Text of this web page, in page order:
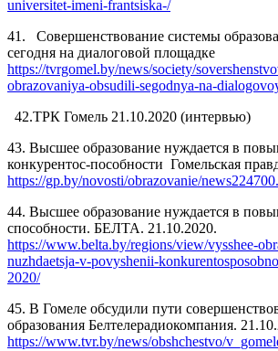
universitet-imeni-frantsiska-/
41. Совершенствование системы
сегодня на диалоговой площадке
https://tvrgomel.by/news/society/
obrazovaniya-obsudili-segodnya-na-
42.ТРК Гомель 21.10.2020 (интервью)
43. Высшее образование нуждается в
конкурентос-пособности Гомельская
https://gp.by/novosti/obrazovanie/
44. Высшее образование нуждается в
способности. БЕЛТА. 21.10.2020.
https://www.belta.by/regions/view/vysshee-
nuzhdaetsja-v-povyshenii-
2020/
45. В Гомеле обсудили пути
образования Белтелерадиокомпания.
https://www.tvr.by/news/obshchestvo/